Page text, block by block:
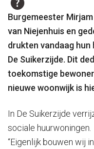
Burgemeester
van Niejenhuis en
drukten vandaag hun
De Suikerzijde. Dit
toekomstige
nieuwe woonwijk is
In De Suikerzijde
sociale
“Eigenlijk bouwen wij